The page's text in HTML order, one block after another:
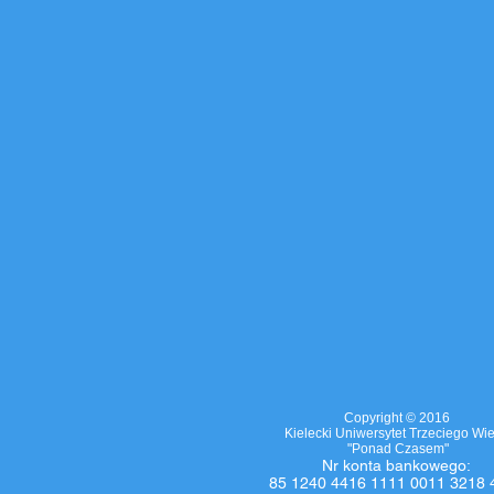
Copyright © 2016
Kielecki Uniwersytet Trzeciego
"Ponad Czasem"
Nr konta bankowego:
85 1240 4416 1111 0011 3218